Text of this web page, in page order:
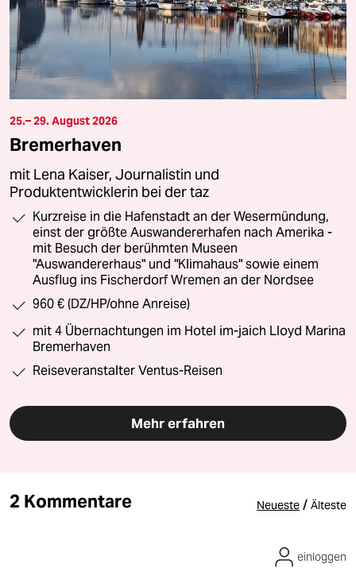
25.– 29. August 2026
Bremerhaven
mit Lena Kaiser, Journalistin und
Produktentwicklerin bei der taz
Kurzreise in die Hafenstadt an der Wesermündung,
einst der größte Auswandererhafen nach Amerika -
mit Besuch der berühmten Museen
"Auswandererhaus" und "Klimahaus" sowie einem
Ausflug ins Fischerdorf Wremen an der Nordsee
960 € (DZ/HP/ohne Anreise)
mit 4 Übernachtungen im Hotel im-jaich Lloyd Marina
Bremerhaven
Reiseveranstalter Ventus-Reisen
Mehr erfahren
2 Kommentare Neueste / Älteste
einloggen